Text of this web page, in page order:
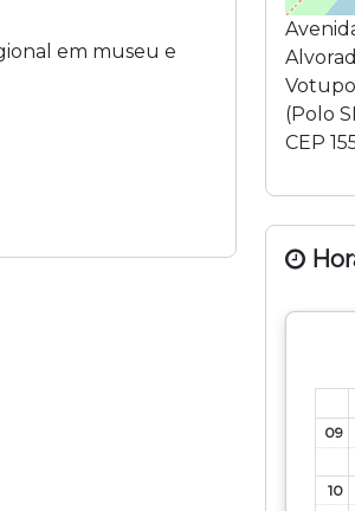
em museu e
(Polo
CEP
09
10